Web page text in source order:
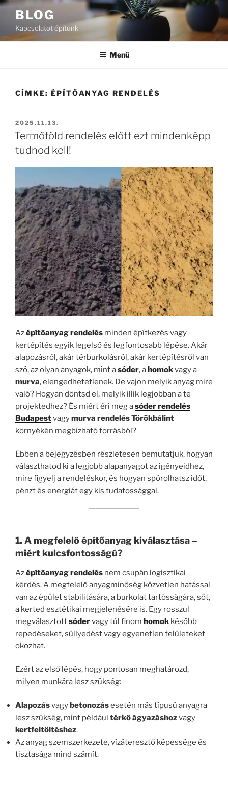
Tartalomhoz
BLOG
Kapcsolatot építünk
Menü
CÍMKE: ÉPÍTŐANYAG RENDELÉS
BEKÜLDVE:
2025.11.13.
Termőföld rendelés előtt ezt mindenképp
tudnod kell!
Azépítőanyag rendelés minden építkezés vagy
kertépítés egyik legelső és legfontosabb lépése. Akár
alapozásról, akár térburkolásról, akár kertépítésről van
szó, az olyan anyagok, mint asóder, ahomokvagy a
murva, elengedhetetlenek. De vajon melyik anyag mire
való? Hogyan döntsd el, melyik illik legjobban a te
projektedhez? És miért éri meg asóder rendelés
Budapestvagymurva rendelés Törökbálint
környékén megbízható forrásból?
Ebben a bejegyzésben részletesen bemutatjuk, hogyan
választhatod ki a legjobb alapanyagot az igényeidhez,
mire figyelj a rendeléskor, és hogyan spórolhatsz időt,
pénzt és energiát egy kis tudatossággal.
1. A megfelelő építőanyag kiválasztása –
miért kulcsfontosságú?
Azépítőanyag rendelés nem csupán logisztikai
kérdés. A megfelelő anyagminőség közvetlen hatással
van az épület stabilitására, a burkolat tartósságára, sőt,
a kerted esztétikai megjelenésére is. Egy rosszul
megválasztottsódervagy túl finom homok később
repedéseket, süllyedést vagy egyenetlen felületeket
okozhat.
Ezért az első lépés, hogy pontosan meghatározd,
milyen munkára lesz szükség:
Alapozásvagybetonozásesetén más típusú anyagra
lesz szükség, mint például térkő ágyazáshozvagy
kertfeltöltéshez.
Az anyag szemszerkezete, vízáteresztő képessége és
tisztasága mind számít.